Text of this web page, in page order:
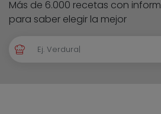
Más de 6.000 recetas con
para saber elegir la mejor